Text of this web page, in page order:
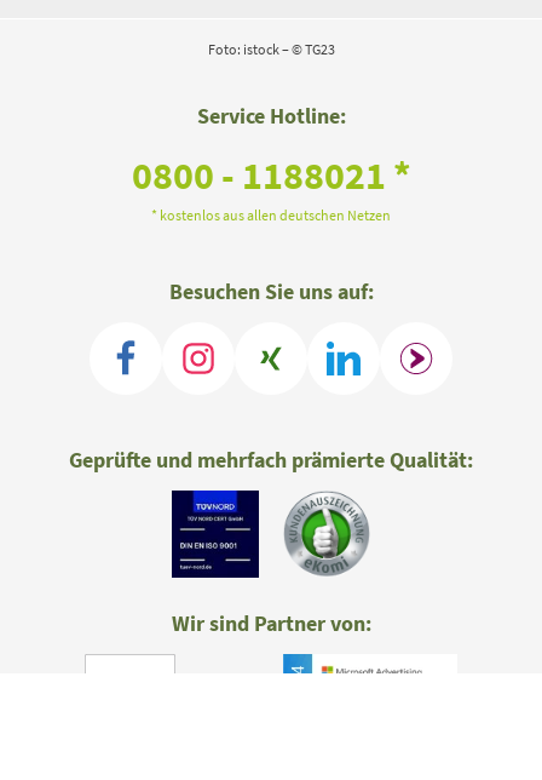
Foto: istock – © TG23
Service Hotline:
0800 - 1188021 *
* kostenlos aus allen deutschen Netzen
Besuchen Sie uns auf:
Geprüfte und mehrfach prämierte Qualität:
Wir sind Partner von: